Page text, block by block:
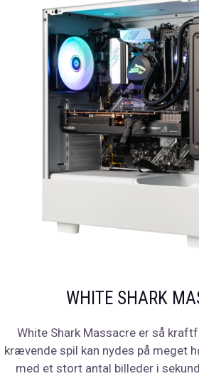
WHITE SHARK
White Shark Massacre er så
krævende spil kan nydes på meget
med et stort antal billeder i